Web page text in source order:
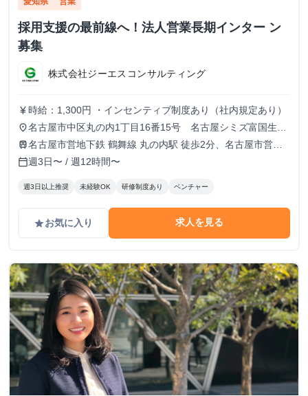
採用支援の最前線へ！法人営業長期インター ン
募集
株式会社ジーエスコンサルティング
currency_yen 時給：1,300円 ・インセンティブ制度あり（社内規定あり）
place名古屋市中区丸の内1丁目16番15号 名古屋シミズ富国生命
ビル7階
train名古屋市営地下鉄 鶴舞線 丸の内駅 徒歩2分、名古屋市営地
下鉄 東山線 伏見駅 徒歩7分、名古屋市営地下鉄 桜通線 国際
calendar_today週3日〜 / 週12時間〜
週3日以上推奨 未経験OK 研修制度あり ベンチャー
gradeお気に入り 求人を見る